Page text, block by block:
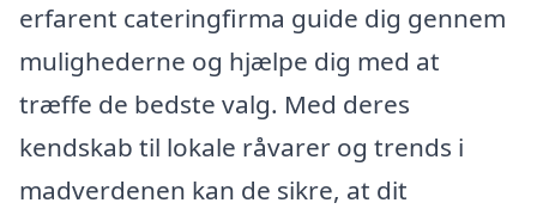
erfarent cateringfirma guide dig gennem
mulighederne og hjælpe dig med at
træffe de bedste valg. Med deres
kendskab til lokale råvarer og trends i
madverdenen kan de sikre, at dit